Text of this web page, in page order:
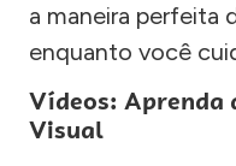
a maneira perfeita
enquanto você
Vídeos: Aprenda
Visual